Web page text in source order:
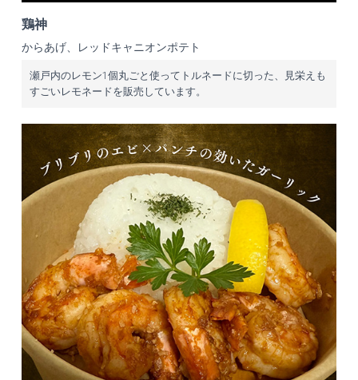
鶏神
からあげ、レッドキャニオンポテト
瀬戸内のレモン1個丸ごと使ってトルネードに切った、見栄えも
すごいレモネードを販売しています。